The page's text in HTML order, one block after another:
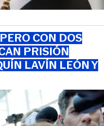
CON DOS
PRISIÓN
LAVÍN LEÓN Y